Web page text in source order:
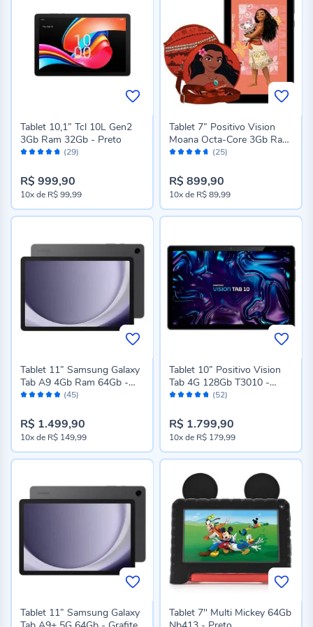
Avaliação: (29)
Tablet 10,1” Tcl 10L Gen2
3Gb Ram 32Gb - Preto
R$ 999,90
10xde R$ 99,99
Avaliação: (25)
Tablet 7” Positivo Vision
Moana Octa-Core 3Gb Ram
64Gb
R$ 899,90
10xde R$ 89,99
Avaliação: (45)
Tablet 11” Samsung Galaxy
Tab A9 4Gb Ram 64Gb -
Grafite
R$ 1.499,90
10xde R$ 149,99
Avaliação: (52)
Tablet 10” Positivo Vision
Tab 4G 128Gb T3010 -
Preto
R$ 1.799,90
10xde R$ 179,99
Tablet 11” Samsung Galaxy
Tablet 7" Multi Mickey 64Gb